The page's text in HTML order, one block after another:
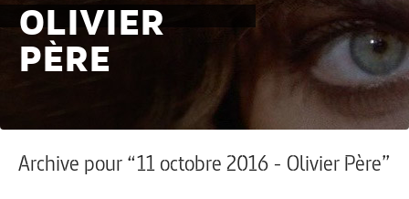
OLIVIER
PÈRE
Archive pour “11 octobre 2016 - Olivier Père”